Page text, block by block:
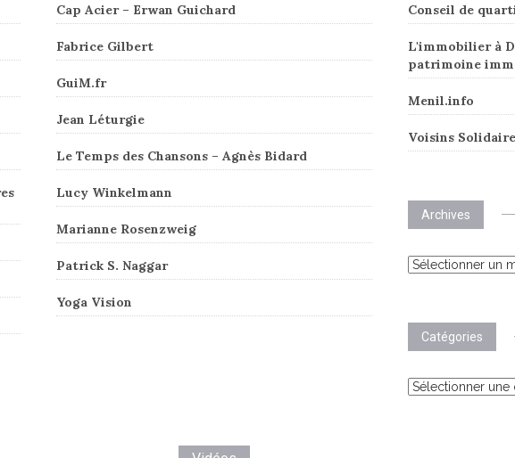
Cap Acier – Erwan Guichard
Fabrice Gilbert
GuiM.fr
Jean Léturgie
Le Temps des Chansons – Agnès Bidard
Lucy Winkelmann
Marianne Rosenzweig
Patrick S. Naggar
Yoga Vision
Conseil de
L'immobilier à
patrimoine
Menil.info
Voisins
Archives
Archives
Catégories
Catégories